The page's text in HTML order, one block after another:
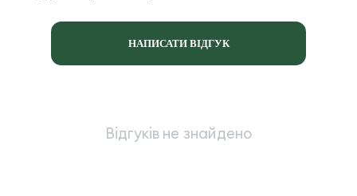
НАПИСАТИ ВІДГУК
Відгуків не знайдено